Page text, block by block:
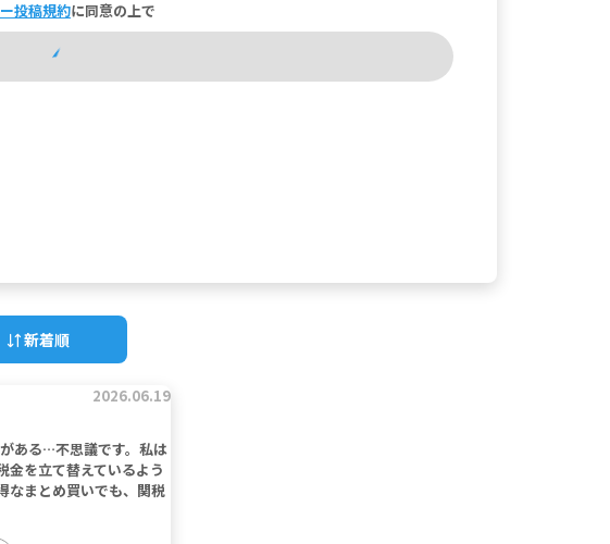
投稿規約に同意の上で
新着順
2026.06.19
ある…不思議です。私は
を立て替えているよう
なまとめ買いでも、関税